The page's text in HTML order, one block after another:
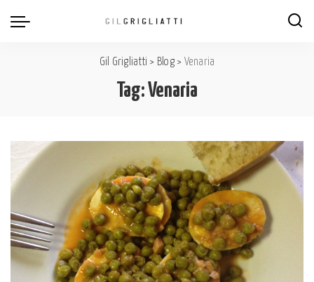
Gil Grigliatti > Blog> Venaria
Tag:Venaria